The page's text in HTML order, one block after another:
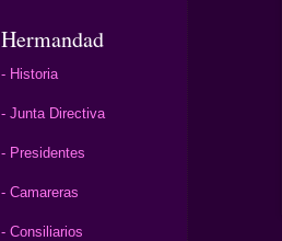
Hermandad
- Historia
- Junta Directiva
- Presidentes
- Camareras
- Consiliarios